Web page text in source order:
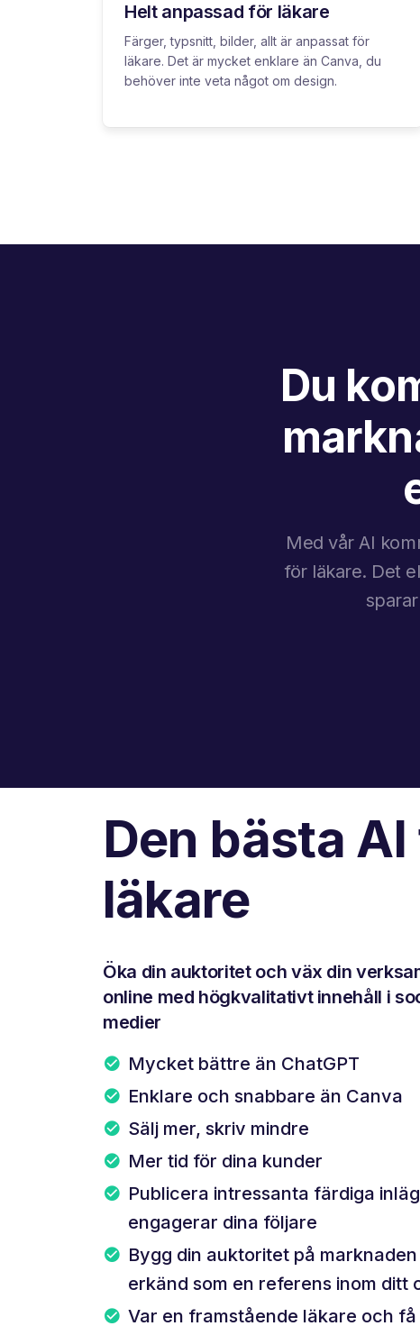
Helt anpassad för läkare
Färger, typsnitt, bilder, allt är anpassat för
läkare. Det är mycket enklare än Canva, du
behöver inte veta något om design.
Du
Med vår AI
för läkare. Det
Den bästa
läkare
Öka din auktoritet och väx din
online med högkvalitativt innehåll i
medier
Mycket bättre än ChatGPT
Enklare och snabbare än Canva
Sälj mer, skriv mindre
Mer tid för dina kunder
Publicera intressanta färdiga
engagerar dina följare
Bygg din auktoritet på
erkänd som en referens inom ditt
Var en framstående läkare och